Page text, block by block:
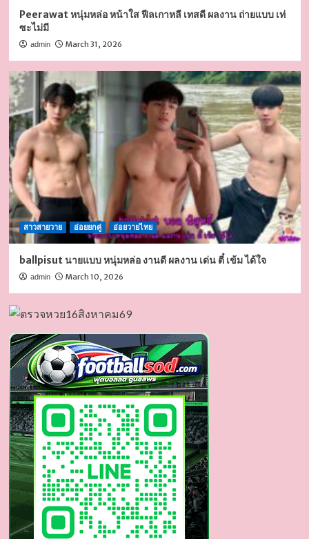
Peerawat หนุ่มหล่อ หน้าใส ฟีลเกาหลี เทสดี ผลงาน ถ่ายแบบ เท่
ซะไม่มี
admin March 31, 2026
สาวสายวาย อ่อยยกคู่ อ่อยวายไทย
ballpisut นายแบบ หนุ่มหล่อ งานดี ผลงาน เด่น ตี๋ เข้ม ได้ใจ
admin March 10, 2026